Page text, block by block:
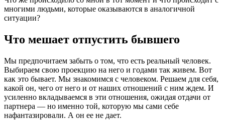
многими людьми, которые оказываются в аналогичной
ситуации?
Что мешает отпустить бывшего
Мы предпочитаем забыть о том, что есть реальный человек.
Выбираем свою проекцию на него и годами так живем. Вот
как это бывает. Мы знакомимся с человеком. Решаем для себя,
какой он, чего от него и от наших отношений с ним ждем. И
усиленно вкладываемся в эти отношения, ожидая отдачи от
партнера — но именно той, которую мы сами себе
нафантазировали. А он ее не дает.